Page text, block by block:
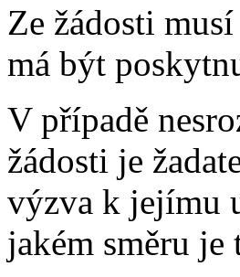
Ze žádosti
má být
V případě
žádosti je
výzva k jejímu
jakém směru je